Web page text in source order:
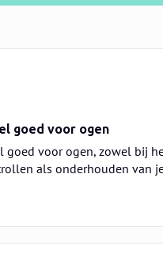
goed voor ogen
goed voor ogen, zowel bij
als onderhouden van